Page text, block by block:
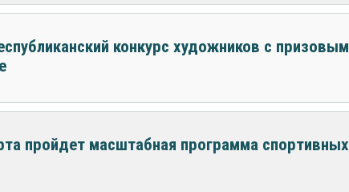
конкурс художников с призовым
пройдет масштабная программа спортивных